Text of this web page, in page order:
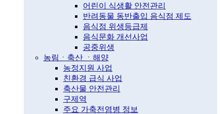
어린이 식생활 안전관리
반려동물 동반출입 음식점 제도
음식점 위생등급제
음식문화 개선사업
공중위생
농림ㆍ축산 ㆍ해양
농정지원 사업
친환경 급식 사업
축산물 안전관리
구제역
주요 가축전염병 정보